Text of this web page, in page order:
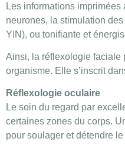
Les informations
neurones, la stimulation
YIN), ou tonifiante et
Ainsi, la réflexologie faciale
organisme. Elle s’inscrit
Réflexologie oculaire
Le soin du regard par
certaines zones du corps.
pour soulager et détendre